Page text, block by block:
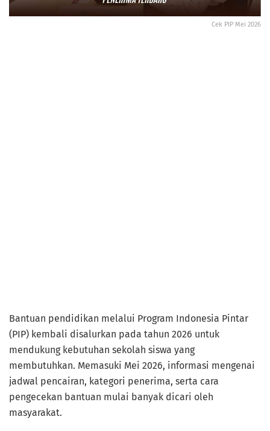
Cek PIP Mei 2026
Bantuan pendidikan melalui Program Indonesia Pintar
(PIP) kembali disalurkan pada tahun 2026 untuk
mendukung kebutuhan sekolah siswa yang
membutuhkan. Memasuki Mei 2026, informasi mengenai
jadwal pencairan, kategori penerima, serta cara
pengecekan bantuan mulai banyak dicari oleh
masyarakat.